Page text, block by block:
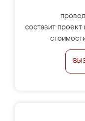
составит проект